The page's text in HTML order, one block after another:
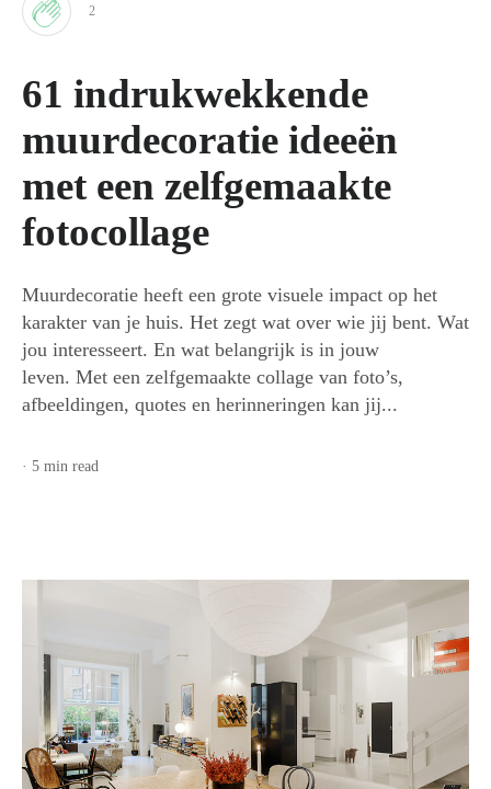
Clap
for
this
post
2
61 indrukwekkende
muurdecoratie ideeën
met een zelfgemaakte
fotocollage
Muurdecoratie heeft een grote visuele impact op het
karakter van je huis. Het zegt wat over wie jij bent. Wat
jou interesseert. En wat belangrijk is in jouw
leven. Met een zelfgemaakte collage van foto’s,
afbeeldingen, quotes en herinneringen kan jij...
· 5 min read